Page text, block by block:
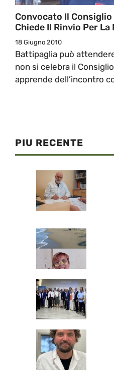
Convocato Il
Chiede Il Rinvio Per
18 Giugno 2010
Battipaglia può
non si celebra il
apprende dell’incontro
PIU RECENTE